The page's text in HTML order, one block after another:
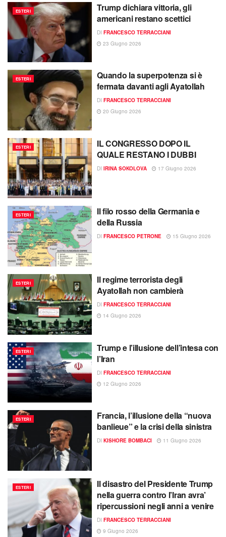
ESTERI
Trump dichiara vittoria, gli
americani restano scettici
DI FRANCESCO TERRACCIANI
23 Giugno 2026
ESTERI
Quando la superpotenza si è
fermata davanti agli Ayatollah
DI FRANCESCO TERRACCIANI
20 Giugno 2026
ESTERI
IL CONGRESSO DOPO IL
QUALE RESTANO I DUBBI
DI IRINA SOKOLOVA 17 Giugno 2026
ESTERI
Il filo rosso della Germania e
della Russia
DI FRANCESCO PETRONE 15 Giugno 2026
ESTERI
Il regime terrorista degli
Ayatollah non cambierà
DI FRANCESCO TERRACCIANI
14 Giugno 2026
ESTERI
Trump e l’illusione dell’intesa con
l’Iran
DI FRANCESCO TERRACCIANI
12 Giugno 2026
ESTERI
Francia, l’illusione della “nuova
banlieue” e la crisi della sinistra
DI KISHORE BOMBACI 11 Giugno 2026
ESTERI
Il disastro del Presidente Trump
nella guerra contro l’Iran avra’
ripercussioni negli anni a venire
DI FRANCESCO TERRACCIANI
9 Giugno 2026